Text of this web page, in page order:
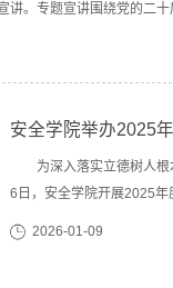
。专题宣讲围绕党的二
方针和主要目标、全面理
安全学院举办2025
为深入落实立德树人
6日，安全学院开展2025年
2026-01-09